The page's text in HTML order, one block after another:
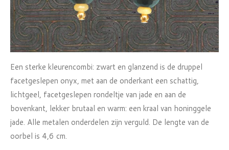
Een sterke kleurencombi: zwart en glanzend is de druppel
facetgeslepen onyx, met aan de onderkant een schattig,
lichtgeel, facetgeslepen rondeltje van jade en aan de
bovenkant, lekker brutaal en warm: een kraal van honinggele
jade. Alle metalen onderdelen zijn verguld. De lengte van de
oorbel is 4,6 cm.